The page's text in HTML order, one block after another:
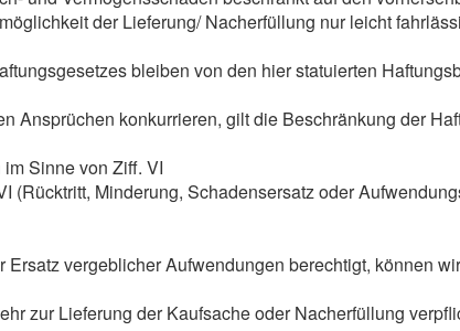
der Lieferung/ Nacherfüllung nur leicht
bleiben von den hier statuierten
konkurrieren, gilt die Beschränkung der
Sinne von Ziff. VI
Minderung, Schadensersatz oder
vergeblicher Aufwendungen berechtigt, können
zur Lieferung der Kaufsache oder Nacherfüllung